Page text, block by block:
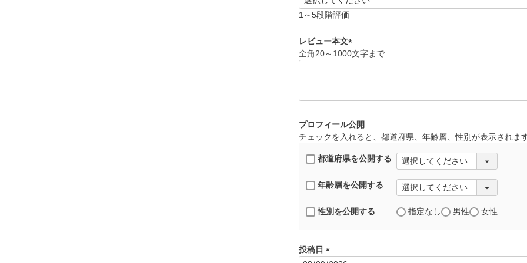
必
)
1～5段階評価
レビュー本文
(
全角20～1000文字まで
プロフィール公開
チェックを入れると、都道府県、年齢層、性別が表示されま
都道府県を公開する
年齢層を公開する
性別を公開する 指定なし 男性 女性
投稿日